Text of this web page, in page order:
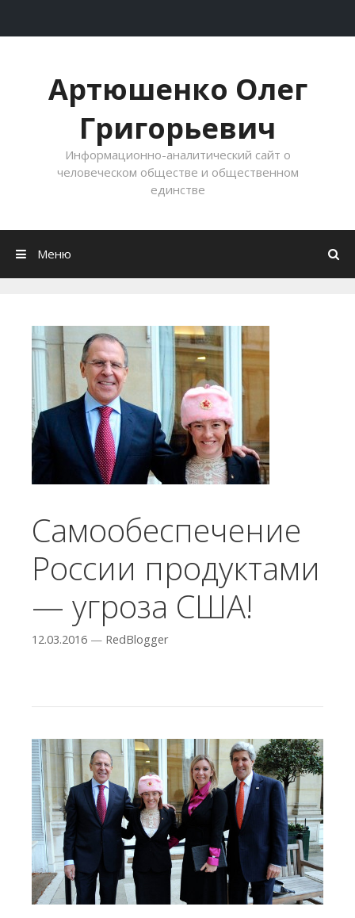
Артюшенко Олег
Григорьевич
Информационно-аналитический сайт о
человеческом обществе и общественном
единстве
Меню
Самообеспечение
России продуктами
— угроза США!
12.03.2016 — RedBlogger